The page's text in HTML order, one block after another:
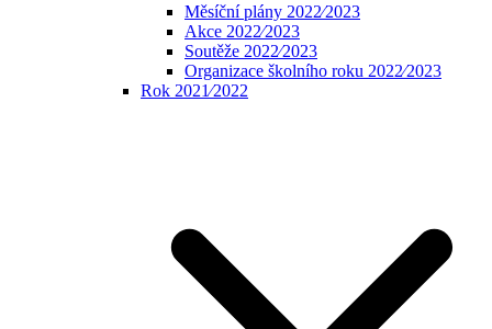
Měsíční plány 2022⁄2023
Akce 2022⁄2023
Soutěže 2022⁄2023
Organizace školního roku 2022⁄2023
Rok 2021⁄2022